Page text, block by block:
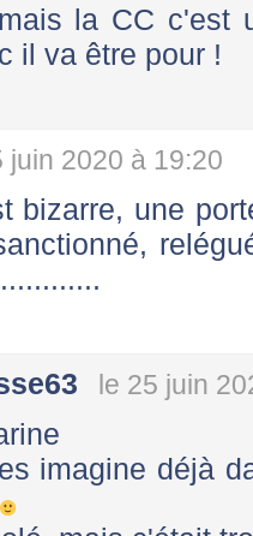
la CC c'est
il va être pour !
juin 2020 à 19:20
bizarre, une
le 25 juin
imagine déjà